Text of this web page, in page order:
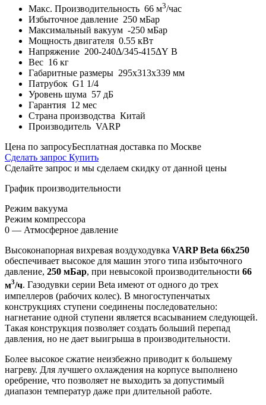
Макс. Производительность 66 м3/час
Избыточное давление 250 мБар
Максимальный вакуум -250 мБар
Мощность двигателя 0.55 кВт
Напряжение 200-240Δ/345-415ΔY В
Вес 16 кг
Габаритные размеры 295x313x339 мм
Патрубок G1 1/4
Уровень шума 57 дБ
Гарантия 12 мес
Страна производства Китай
Производитель VARP
Цена по запросуБесплатная доставка по Москве
Сделать запрос Купить
Сделайте запрос и мы сделаем скидку от данной цены
График производительности
Режим вакуума
Режим компрессора
0 — Атмосферное давление
Высоконапорная вихревая воздуходувка VARP Beta 66x250
обеспечивает высокое для машин этого типа избыточного
давление, 250 мБар, при невысокой производительности 66
м3/ч. Газодувки серии Beta имеют от одного до трех
импеллеров (рабочих колес). В многоступенчатых
конструкциях ступени соединены последовательно:
нагнетание одной ступени является всасыванием следующей.
Такая конструкция позволяет создать больший перепад
давления, но не дает выигрыша в производительности.
Более высокое сжатие неизбежно приводит к большему
нагреву. Для лучшего охлаждения на корпусе выполнено
оребрение, что позволяет не выходить за допустимый
диапазон температур даже при длительной работе.